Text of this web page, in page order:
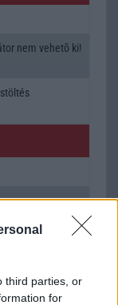
third parties, or
for
nem vehetõ ki!
szótár